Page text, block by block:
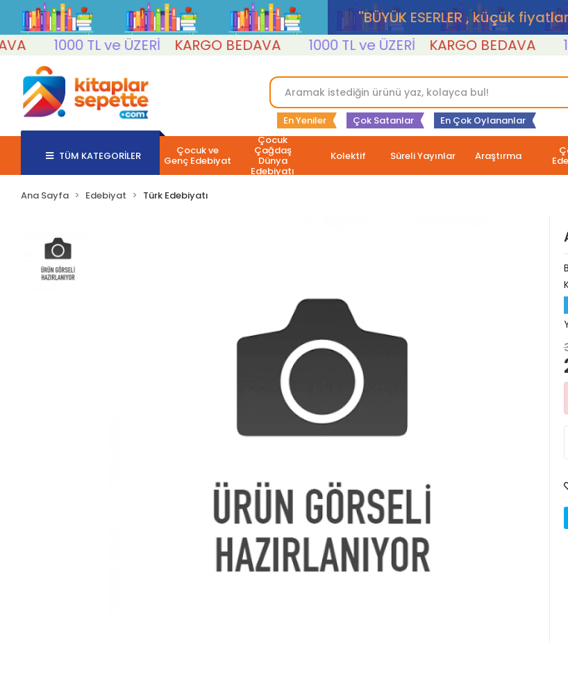
''BÜYÜK ESERLER , küçük
1000 TL ve ÜZERİ
KARGO BEDAVA 1000 TL ve ÜZERİ KARGO BEDAVA
En Yeniler Çok Satanlar En Çok Oylananlar
TÜM KATEGORİLER Çocuk ve
Genç Edebiyat
Çocuk
Çağdaş
Dünya
Edebiyatı
Kolektif Süreli Yayınlar Araştırma
Ana Sayfa Edebiyat Türk Edebiyatı